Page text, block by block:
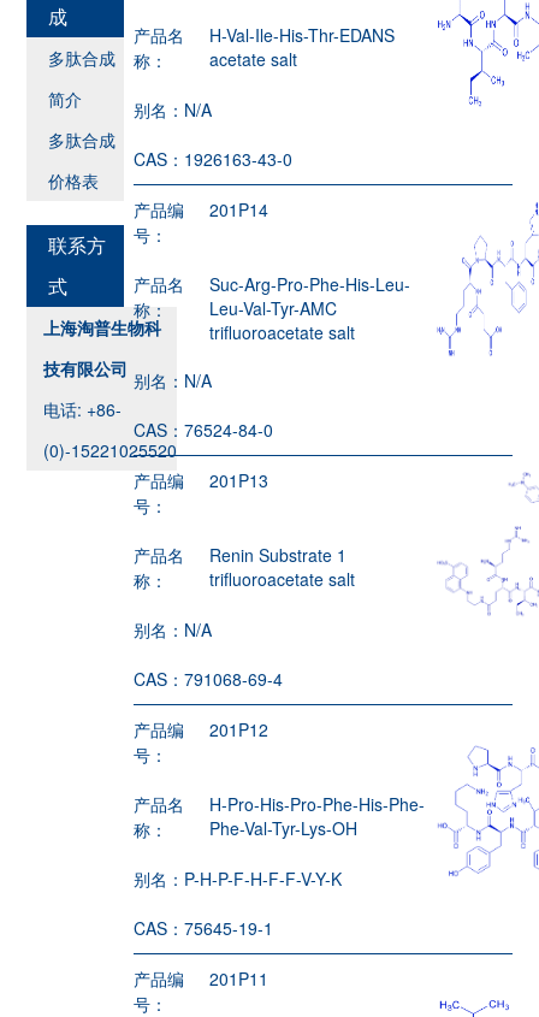
成
多肽合成
简介
多肽合成
价格表
联系方
式
上海淘普生物科
技有限公司
电话: +86-
(0)-15221025520
产品名
称：
H-Val-Ile-His-Thr-EDANS
acetate salt
别名： N/A
CAS： 1926163-43-0
产品编
号：
201P14
产品名
称：
Suc-Arg-Pro-Phe-His-Leu-
Leu-Val-Tyr-AMC
trifluoroacetate salt
别名： N/A
CAS：76524-84-0
产品编
号：
201P13
产品名
称：
Renin Substrate 1
trifluoroacetate salt
别名： N/A
CAS：791068-69-4
产品编
号：
201P12
产品名
称：
H-Pro-His-Pro-Phe-His-Phe-
Phe-Val-Tyr-Lys-OH
别名： P-H-P-F-H-F-F-V-Y-K
CAS：75645-19-1
产品编
号：
201P11